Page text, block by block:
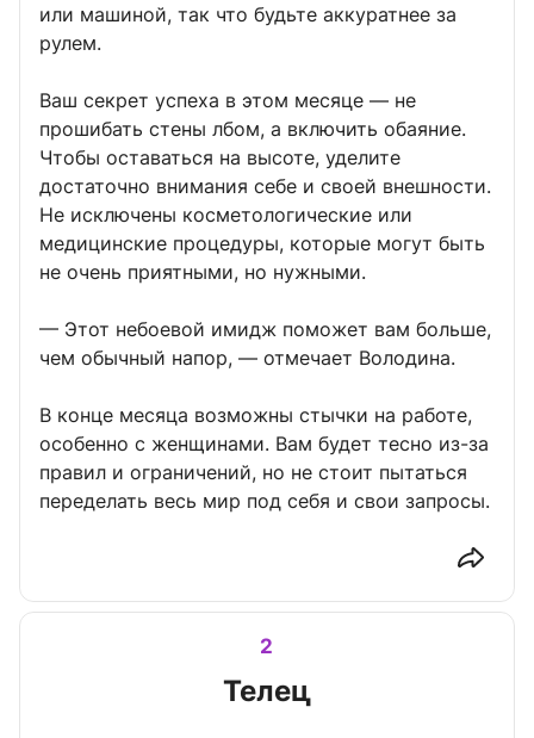
или машиной, так что будьте аккуратнее за
рулем.
Ваш секрет успеха в этом месяце — не
прошибать стены лбом, а включить обаяние.
Чтобы оставаться на высоте, уделите
достаточно внимания себе и своей внешности.
Не исключены косметологические или
медицинские процедуры, которые могут быть
не очень приятными, но нужными.
— Этот небоевой имидж поможет вам больше,
чем обычный напор, — отмечает Володина.
В конце месяца возможны стычки на работе,
особенно с женщинами. Вам будет тесно из-за
правил и ограничений, но не стоит пытаться
переделать весь мир под себя и свои запросы.
2
Телец